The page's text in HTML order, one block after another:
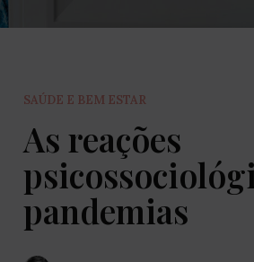
SAÚDE E BEM ESTAR
As reações
pandemias